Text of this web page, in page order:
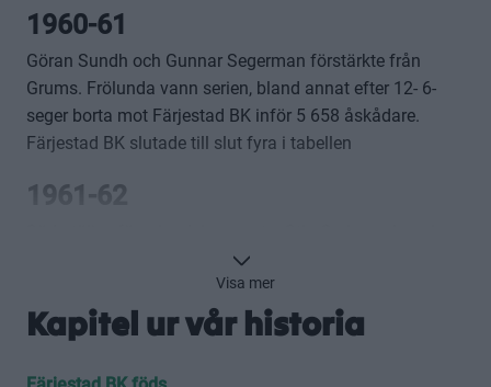
1960-61
Göran Sundh och Gunnar Segerman förstärkte från
Grums. Frölunda vann serien, bland annat efter 12- 6-
seger borta mot Färjestad BK inför 5 658 åskådare.
Färjestad BK slutade till slut fyra i tabellen
1961-62
som ny tränare, närmast från Munkfors.
Förväntningarna var högt uppskruvade men säsongen
slutade i en femteplacering och besvikelse.
Visa mer
Kapitel ur vår historia